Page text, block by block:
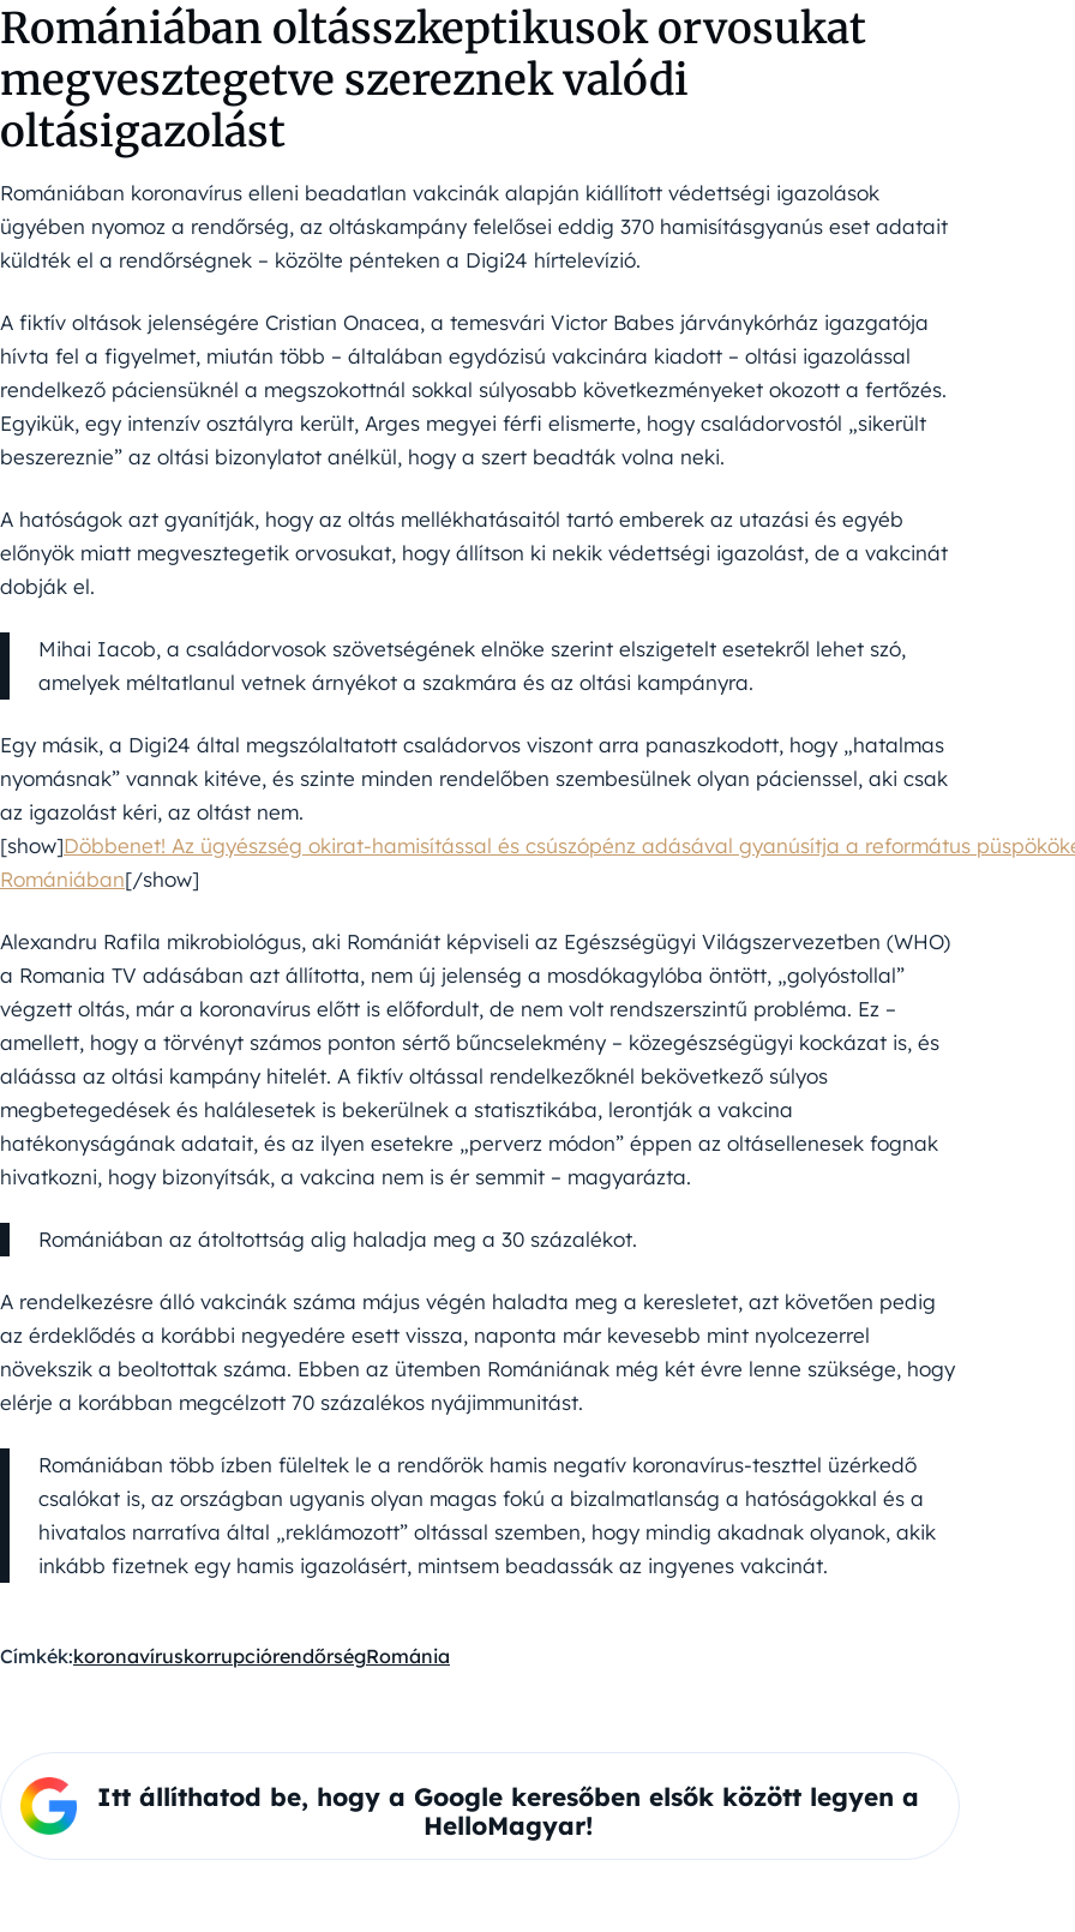
Romániában oltásszkeptikusok orvosukat
megvesztegetve szereznek valódi
oltásigazolást
Romániában koronavírus elleni beadatlan vakcinák alapján kiállított védettségi igazolások
ügyében nyomoz a rendőrség, az oltáskampány felelősei eddig 370 hamisításgyanús eset adatait
küldték el a rendőrségnek – közölte pénteken a Digi24 hírtelevízió.
A fiktív oltások jelenségére Cristian Onacea, a temesvári Victor Babes járványkórház igazgatója
hívta fel a figyelmet, miután több – általában egydózisú vakcinára kiadott – oltási igazolással
rendelkező páciensüknél a megszokottnál sokkal súlyosabb következményeket okozott a fertőzés.
Egyikük, egy intenzív osztályra került, Arges megyei férfi elismerte, hogy családorvostól „sikerült
beszereznie” az oltási bizonylatot anélkül, hogy a szert beadták volna neki.
A hatóságok azt gyanítják, hogy az oltás mellékhatásaitól tartó emberek az utazási és egyéb
előnyök miatt megvesztegetik orvosukat, hogy állítson ki nekik védettségi igazolást, de a vakcinát
dobják el.
Mihai Iacob, a családorvosok szövetségének elnöke szerint elszigetelt esetekről lehet szó,
amelyek méltatlanul vetnek árnyékot a szakmára és az oltási kampányra.
Egy másik, a Digi24 által megszólaltatott családorvos viszont arra panaszkodott, hogy „hatalmas
nyomásnak” vannak kitéve, és szinte minden rendelőben szembesülnek olyan pácienssel, aki csak
az igazolást kéri, az oltást nem.
[show]Döbbenet! Az ügyészség okirat-hamisítással és csúszópénz adásával gyanúsítja a református
Romániában[/show]
Alexandru Rafila mikrobiológus, aki Romániát képviseli az Egészségügyi Világszervezetben (WHO)
a Romania TV adásában azt állította, nem új jelenség a mosdókagylóba öntött, „golyóstollal”
végzett oltás, már a koronavírus előtt is előfordult, de nem volt rendszerszintű probléma. Ez –
amellett, hogy a törvényt számos ponton sértő bűncselekmény – közegészségügyi kockázat is, és
aláássa az oltási kampány hitelét. A fiktív oltással rendelkezőknél bekövetkező súlyos
megbetegedések és halálesetek is bekerülnek a statisztikába, lerontják a vakcina
hatékonyságának adatait, és az ilyen esetekre „perverz módon” éppen az oltásellenesek fognak
hivatkozni, hogy bizonyítsák, a vakcina nem is ér semmit – magyarázta.
Romániában az átoltottság alig haladja meg a 30 százalékot.
A rendelkezésre álló vakcinák száma május végén haladta meg a keresletet, azt követően pedig
az érdeklődés a korábbi negyedére esett vissza, naponta már kevesebb mint nyolcezerrel
növekszik a beoltottak száma. Ebben az ütemben Romániának még két évre lenne szüksége, hogy
elérje a korábban megcélzott 70 százalékos nyájimmunitást.
Romániában több ízben füleltek le a rendőrök hamis negatív koronavírus-teszttel üzérkedő
csalókat is, az országban ugyanis olyan magas fokú a bizalmatlanság a hatóságokkal és a
hivatalos narratíva által „reklámozott” oltással szemben, hogy mindig akadnak olyanok, akik
inkább fizetnek egy hamis igazolásért, mintsem beadassák az ingyenes vakcinát.
Címkék:koronavíruskorrupciórendőrségRománia
Itt állíthatod be, hogy a Google keresőben elsők között legyen a
HelloMagyar!